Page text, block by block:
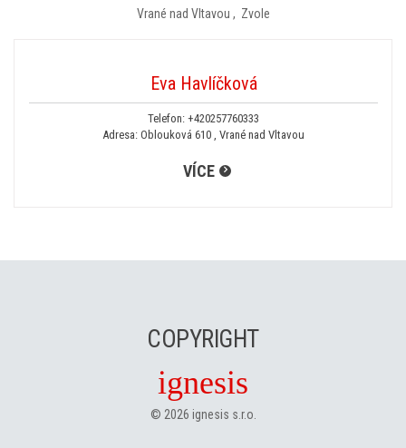
Vrané nad Vltavou , Zvole
Eva Havlíčková
Telefon: +420257760333
Adresa: Oblouková 610 , Vrané nad Vltavou
VÍCE
COPYRIGHT
ignesis
© 2026 ignesis s.r.o.